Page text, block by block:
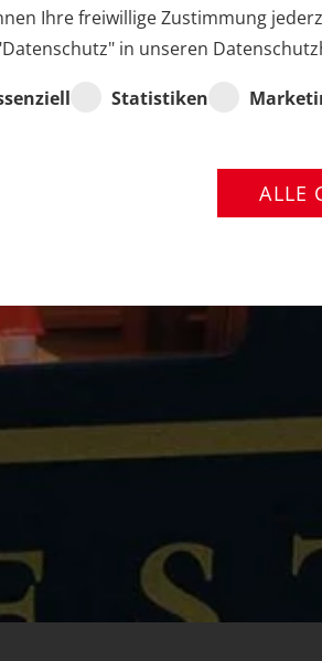
Ihre freiwillige Zustimmung
in unseren
Statistiken
ALLE